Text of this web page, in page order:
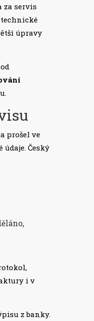
za servis
technické
úpravy
prošel ve
Český
i v
z banky.